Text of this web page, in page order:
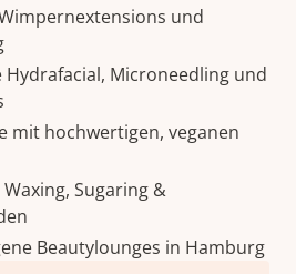
und
Hydrafacial, Microneedling und
mit hochwertigen, veganen
Sugaring &
Beautylounges in Hamburg